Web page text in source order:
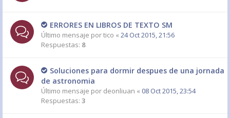
ERRORES EN LIBROS DE TEXTO SM
Último mensaje portico « 24 Oct 2015, 21:56
Respuestas: 8
Soluciones para dormir despues de una jornada
de astronomia
Último mensaje por deonliuan « 08 Oct 2015, 23:54
Respuestas: 3